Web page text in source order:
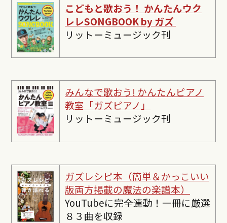
こどもと歌おう！ かんたんウク
レレSONGBOOK by ガズ
リットーミュージック刊
みんなで歌おう! かんたんピアノ
教室「ガズピアノ」
リットーミュージック刊
ガズレシピ本（簡単＆かっこいい
版両方掲載の魔法の楽譜本）
YouTubeに完全連動！一冊に厳選
８３曲を収録